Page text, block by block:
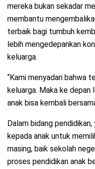
mereka bukan sekadar
membantu
terbaik bagi tumbuh
lebih mengedepankan
keluarga.
“Kami menyadari bahwa
keluarga. Maka ke depan
anak bisa kembali
Dalam bidang
kepada anak untuk
masing, baik sekolah
proses pendidikan anak